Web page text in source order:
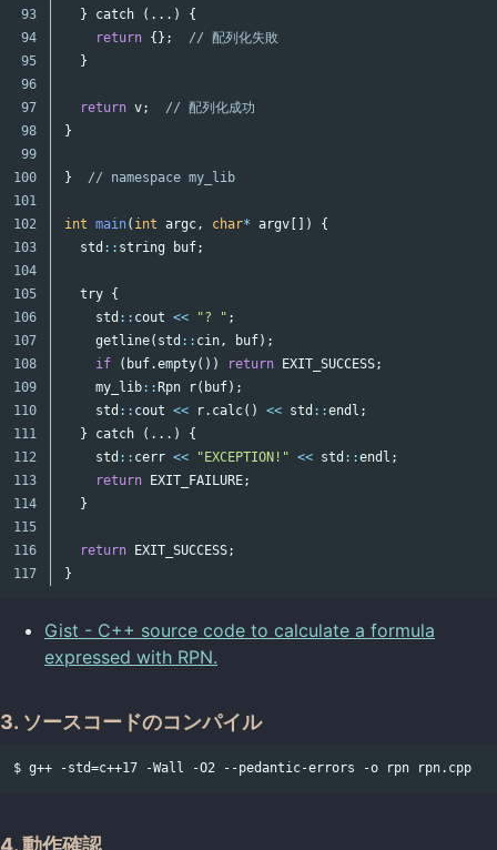
93
94
95
96
97
98
99
100
101
102
103
104
105
106
107
108
109
110
111
112
113
114
115
116
}
catch (...)
{
return {};
// 配列化失敗
}
return v;
// 配列化成功
}
} // namespace my_lib
int main( int argc , char* argv [])
{
std :: string buf;
try {
std :: cout << "? " ;
getline( std :: cin , buf);
if
( buf.empty()) return EXIT_SUCCESS;
my_lib::Rpn r( buf);
std :: cout << r. calc() << std ::endl ;
}
catch (...)
{
std :: cerr << "EXCEPTION!" << std ::endl ;
return EXIT_FAILURE;
}
return EXIT_SUCCESS;
}
Gist - C++ source code to calculate a formula
expressed with RPN.
3. ソースコードのコンパイル
4. 動作確認